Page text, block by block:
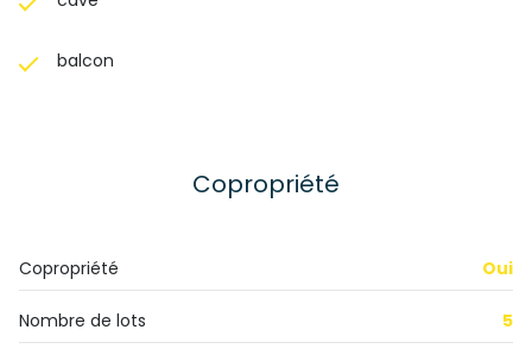
balcon
Copropriété
Copropriété Oui
Nombre de lots 5